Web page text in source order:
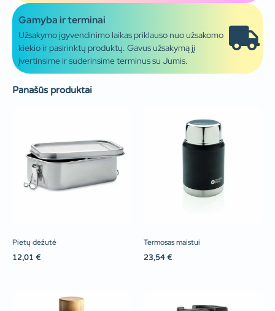
Gamyba ir terminai
Užsakymo įgyvendinimo laikas priklauso nuo užsakomo
kiekio ir pasirinktų produktų. Gavus užsakymą jį
įvertinsime ir suderinsime terminus su Jumis.
Panašūs produktai
Pietų dėžutė
12,01 €
Termosas maistui
23,54 €